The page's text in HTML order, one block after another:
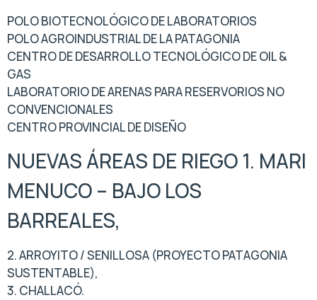
POLO BIOTECNOLÓGICO DE LABORATORIOS
POLO AGROINDUSTRIAL DE LA PATAGONIA
CENTRO DE DESARROLLO TECNOLÓGICO DE OIL &
GAS
LABORATORIO DE ARENAS PARA RESERVORIOS NO
CONVENCIONALES
CENTRO PROVINCIAL DE DISEÑO
NUEVAS ÁREAS DE RIEGO 1. MARI
MENUCO – BAJO LOS
BARREALES,
2. ARROYITO / SENILLOSA (PROYECTO PATAGONIA
SUSTENTABLE),
3. CHALLACÓ.